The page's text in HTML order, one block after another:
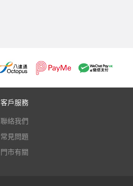
客戶服務
聯絡我們
常見問題
門市有關